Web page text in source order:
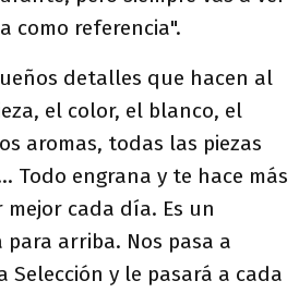
como referencia".
detalles que hacen al
el color, el blanco, el
aromas, todas las piezas
Todo engrana y te hace más
cada día. Es un
arriba. Nos pasa a
Selección y le pasará a cada